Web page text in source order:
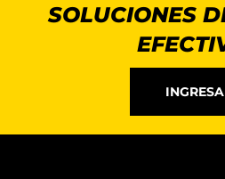
SOLUCIONES